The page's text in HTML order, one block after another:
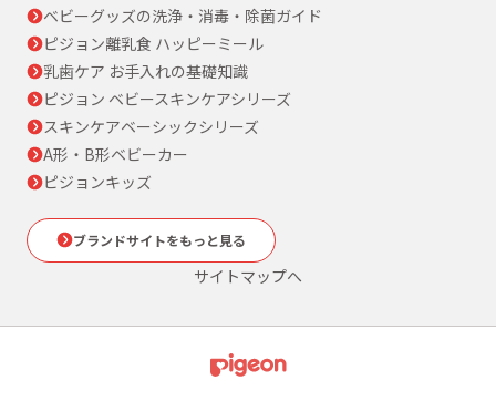
ベビーグッズの洗浄・消毒・除菌ガイド
ピジョン離乳食 ハッピーミール
乳歯ケア お手入れの基礎知識
ピジョン ベビースキンケアシリーズ
スキンケアベーシックシリーズ
A形・B形ベビーカー
ピジョンキッズ
ブランドサイトをもっと見る
サイトマップへ